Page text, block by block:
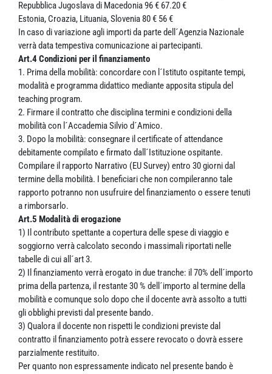
Repubblica Jugoslava di Macedonia 96 € 67.20 €
Estonia, Croazia, Lituania, Slovenia 80 € 56 €
In caso di variazione agli importi da parte dell´Agenzia Nazionale
verrà data tempestiva comunicazione ai partecipanti.
Art.4 Condizioni per il finanziamento
1. Prima della mobilità: concordare con l´Istituto ospitante tempi,
modalità e programma didattico mediante apposita stipula del
teaching program.
2. Firmare il contratto che disciplina termini e condizioni della
mobilità con l´Accademia Silvio d´Amico.
3. Dopo la mobilità: consegnare il certificate of attendance
debitamente compilato e firmato dall´Istituzione ospitante.
Compilare il rapporto Narrativo (EU Survey) entro 30 giorni dal
termine della mobilità. I beneficiari che non compileranno tale
rapporto potranno non usufruire del finanziamento o essere tenuti
a rimborsarlo.
Art.5 Modalità di erogazione
1) Il contributo spettante a copertura delle spese di viaggio e
soggiorno verrà calcolato secondo i massimali riportati nelle
tabelle di cui all´art 3.
2) Il finanziamento verrà erogato in due tranche: il 70% dell´importo
prima della partenza, il restante 30 % dell´importo al termine della
mobilità e comunque solo dopo che il docente avrà assolto a tutti
gli obblighi previsti dal presente bando.
3) Qualora il docente non rispetti le condizioni previste dal
contratto il finanziamento potrà essere revocato o dovrà essere
parzialmente restituito.
Per quanto non espressamente indicato nel presente bando è